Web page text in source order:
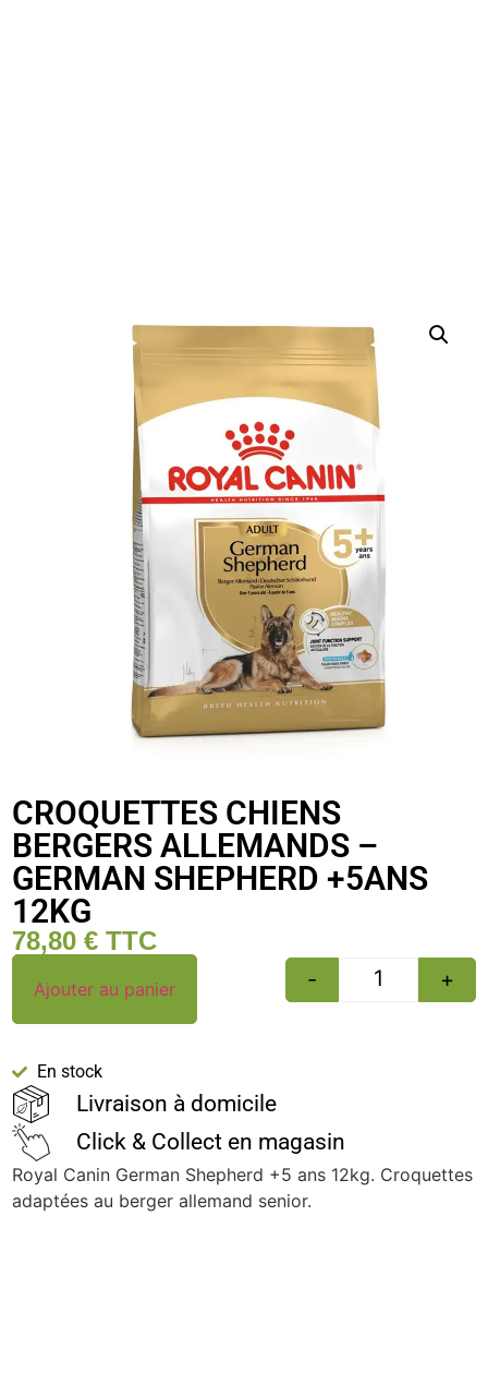
CROQUETTES CHIENS
BERGERS ALLEMANDS –
GERMAN SHEPHERD +5ANS
12KG
78,80€ TTC
- +
Ajouter au panier
En stock
Livraison à domicile
Click & Collect en magasin
Royal Canin German Shepherd +5 ans 12kg. Croquettes
adaptées au berger allemand senior.